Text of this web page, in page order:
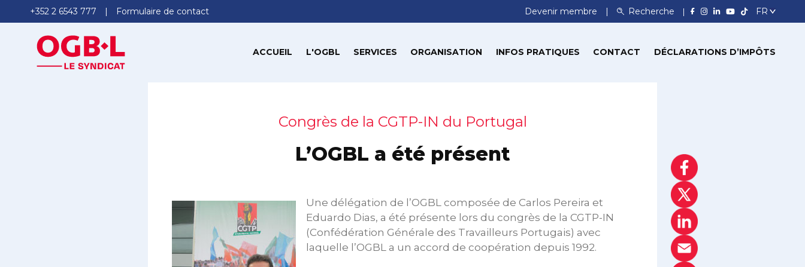
+352 2 6543 777 Formulaire de contact Devenir membre Recherche
ACCUEIL L'OGBL SERVICES ORGANISATION INFOS PRATIQUES CONTACT DÉCLARATIONS D’IMPÔTS
Congrès de la CGTP-IN du Portugal
L’OGBL a été présent
Une délégation de l’OGBL composée de Carlos Pereira et
Eduardo Dias, a été présente lors du congrès de la CGTP-IN
(Confédération Générale des Travailleurs Portugais) avec
laquelle l’OGBL a un accord de coopération depuis 1992.